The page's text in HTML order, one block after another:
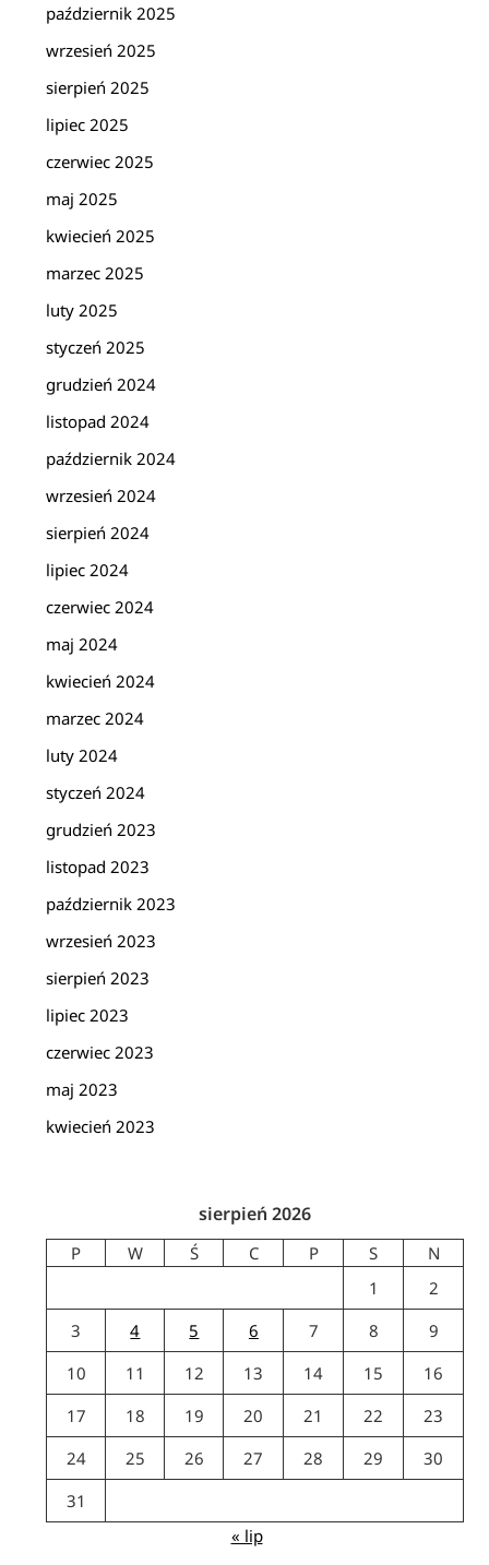
październik 2025
wrzesień 2025
sierpień 2025
lipiec 2025
czerwiec 2025
maj 2025
kwiecień 2025
marzec 2025
luty 2025
styczeń 2025
grudzień 2024
listopad 2024
październik 2024
wrzesień 2024
sierpień 2024
lipiec 2024
czerwiec 2024
maj 2024
kwiecień 2024
marzec 2024
luty 2024
styczeń 2024
grudzień 2023
listopad 2023
październik 2023
wrzesień 2023
sierpień 2023
lipiec 2023
czerwiec 2023
maj 2023
kwiecień 2023
sierpień 2026
P W Ś C P S
N
1
2
3
4 5 6 7 8
9
10
11 12 13 14 15
16
17
18 19 20 21 22
23
24
25 26 27 28 29
30
31
« lip